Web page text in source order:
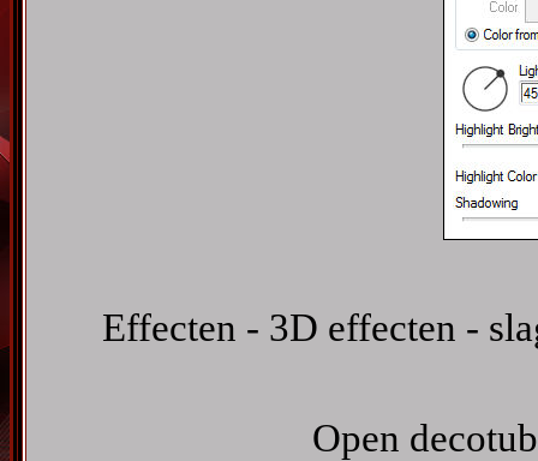
Effecten - 3D effecten -
Open